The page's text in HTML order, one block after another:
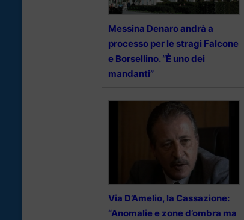
Messina Denaro andrà a
processo per le stragi Falcone
e Borsellino. “È uno dei
mandanti”
Via D’Amelio, la Cassazione:
“Anomalie e zone d’ombra ma